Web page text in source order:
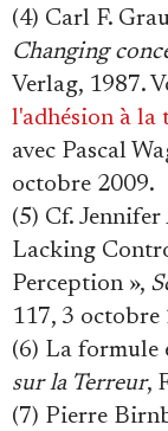
(4) Carl F.
Changing
Verlag, 1987.
l'adhésion à la
avec Pascal
octobre 2009.
(5) Cf.
Lacking
Perception »,
117, 3 octobre
(6) La formule
sur la Terreur,
(7) Pierre